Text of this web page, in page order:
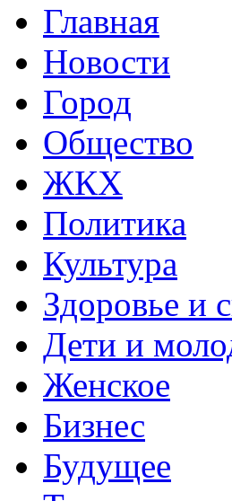
Главная
Новости
Город
Общество
ЖКХ
Политика
Культура
Здоровье и
Дети и
Женское
Бизнес
Будущее